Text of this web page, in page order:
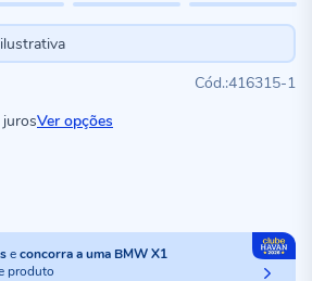
416315-1
Ver opções
econcorra a uma BMW X1
produto